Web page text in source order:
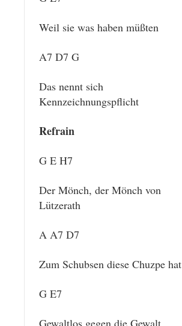
Weil sie was haben müßten
A7 D7 G
Das nennt sich
Kennzeichnungspflicht
Refrain
G E H7
Der Mönch, der Mönch von
Lützerath
A A7 D7
Zum Schubsen diese Chuzpe hat
G E7
Gewaltlos gegen die Gewalt